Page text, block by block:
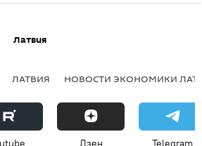
Латвия
ЛАТВИЯ НОВОСТИ ЭКОНОМИКИ
Дзен Telegram